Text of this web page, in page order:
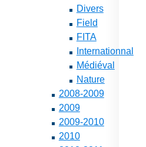
Divers
Field
FITA
Internationnal
Médiéval
Nature
2008-2009
2009
2009-2010
2010